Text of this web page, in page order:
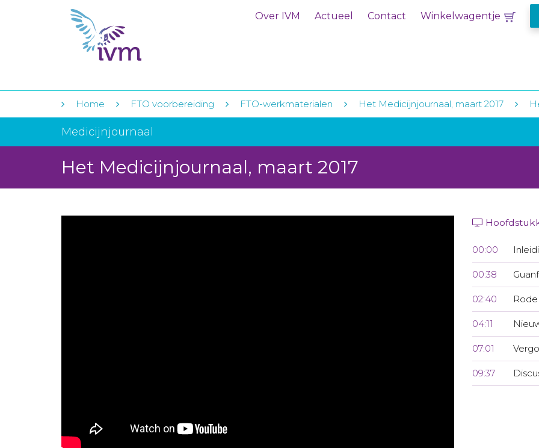
Over IVM Actueel Contact Winkelwagentje
Home FTO voorbereiding FTO-werkmaterialen Het Medicijnjournaal, maart 2017
Medicijnjournaal
Het Medicijnjournaal, maart 2017
00:00
00:38
02:40
04:11
07:01
09:37